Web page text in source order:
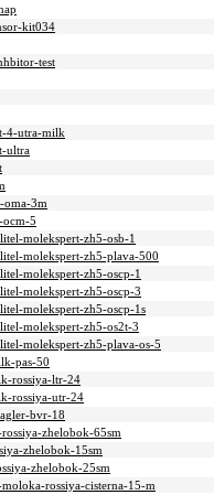
kit034
test
4-utra-milk
ultra
oma-3m
ocm-5
molekspert-zh5-osb-1
molekspert-zh5-plava-500
molekspert-zh5-oscp-1
molekspert-zh5-oscp-3
molekspert-zh5-oscp-1s
molekspert-zh5-os2t-3
molekspert-zh5-plava-os-5
pas-50
rossiya-ltr-24
rossiya-utr-24
bvr-18
zhelobok-65sm
zhelobok-15sm
zhelobok-25sm
rossiya-cisterna-15-m